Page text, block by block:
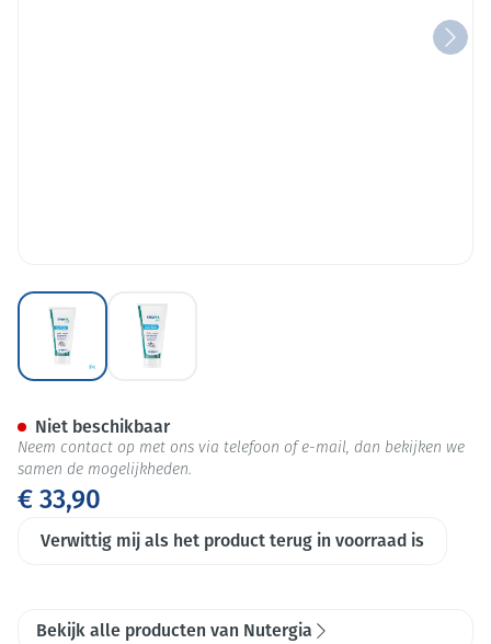
View larger imageView larger image
€ 33,90
Verwittig mij als het product terug in voorraad is
Niet beschikbaar
Neem contact op met ons via telefoon of e-mail, dan bekijken we
samen de mogelijkheden.
Bekijk alle producten van Nutergia